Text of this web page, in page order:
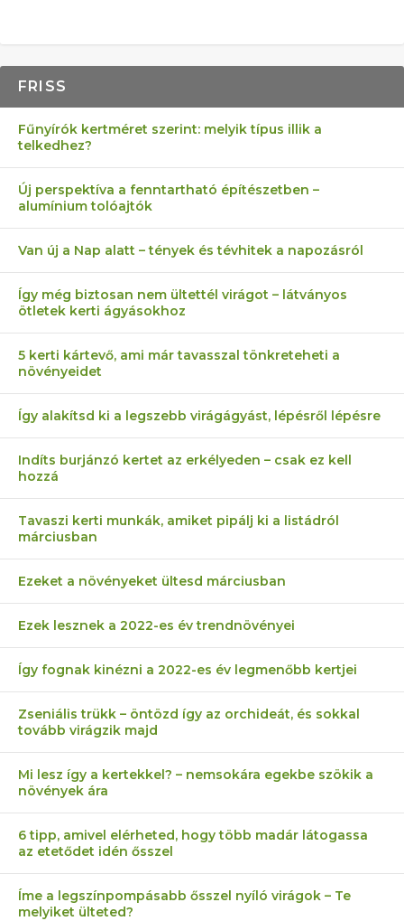
FRISS
Fűnyírók kertméret szerint: melyik típus illik a
telkedhez?
Új perspektíva a fenntartható építészetben –
alumínium tolóajtók
Van új a Nap alatt – tények és tévhitek a napozásról
Így még biztosan nem ültettél virágot – látványos
ötletek kerti ágyásokhoz
5 kerti kártevő, ami már tavasszal tönkreteheti a
növényeidet
Így alakítsd ki a legszebb virágágyást, lépésről lépésre
Indíts burjánzó kertet az erkélyeden – csak ez kell
hozzá
Tavaszi kerti munkák, amiket pipálj ki a listádról
márciusban
Ezeket a növényeket ültesd márciusban
Ezek lesznek a 2022-es év trendnövényei
Így fognak kinézni a 2022-es év legmenőbb kertjei
Zseniális trükk – öntözd így az orchideát, és sokkal
tovább virágzik majd
Mi lesz így a kertekkel? – nemsokára egekbe szökik a
növények ára
6 tipp, amivel elérheted, hogy több madár látogassa
az etetődet idén ősszel
Íme a legszínpompásabb ősszel nyíló virágok – Te
melyiket ülteted?